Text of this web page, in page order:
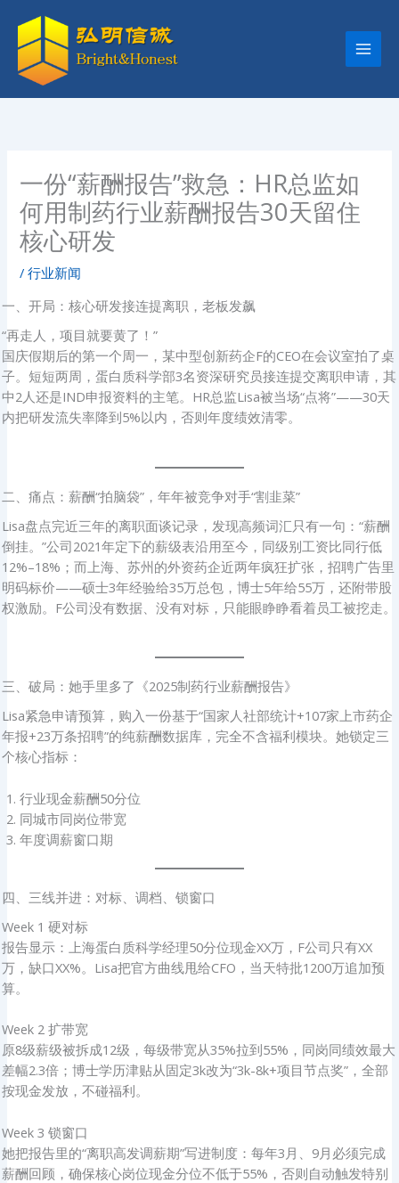
一份“薪酬报告”救急：HR总监如
何用制药行业薪酬报告30天留住
核心研发
/行业新闻
一、开局：核心研发接连提离职，老板发飙
“再走人，项目就要黄了！”
国庆假期后的第一个周一，某中型创新药企F的CEO在会议室拍了桌
子。短短两周，蛋白质科学部3名资深研究员接连提交离职申请，其
中2人还是IND申报资料的主笔。HR总监Lisa被当场“点将”——30天
内把研发流失率降到5%以内，否则年度绩效清零。
二、痛点：薪酬“拍脑袋”，年年被竞争对手“割韭菜”
Lisa盘点完近三年的离职面谈记录，发现高频词汇只有一句：“薪酬
倒挂。”公司2021年定下的薪级表沿用至今，同级别工资比同行低
12%–18%；而上海、苏州的外资药企近两年疯狂扩张，招聘广告里
明码标价——硕士3年经验给35万总包，博士5年给55万，还附带股
权激励。F公司没有数据、没有对标，只能眼睁睁看着员工被挖走。
三、破局：她手里多了《2025制药行业薪酬报告》
Lisa紧急申请预算，购入一份基于“国家人社部统计+107家上市药企
年报+23万条招聘”的纯薪酬数据库，完全不含福利模块。她锁定三
个核心指标：
行业现金薪酬50分位
同城市同岗位带宽
年度调薪窗口期
四、三线并进：对标、调档、锁窗口
Week 1 硬对标
报告显示：上海蛋白质科学经理50分位现金XX万，F公司只有XX
万，缺口XX%。Lisa把官方曲线甩给CFO，当天特批1200万追加预
算。
Week 2 扩带宽
原8级薪级被拆成12级，每级带宽从35%拉到55%，同岗同绩效最大
差幅2.3倍；博士学历津贴从固定3k改为“3k-8k+项目节点奖”，全部
按现金发放，不碰福利。
Week 3 锁窗口
她把报告里的“离职高发调薪期”写进制度：每年3月、9月必须完成
薪酬回顾，确保核心岗位现金分位不低于55%，否则自动触发特别